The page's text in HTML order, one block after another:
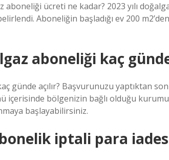
aboneliği ücreti ne kadar? 2023 yılı
Aboneliğin başladığı ev 200
aboneliği kaç
günde açılır? Başvurunuzu yaptıktan
içerisinde bölgenizin bağlı olduğu
başlayabilirsiniz.
iptali para